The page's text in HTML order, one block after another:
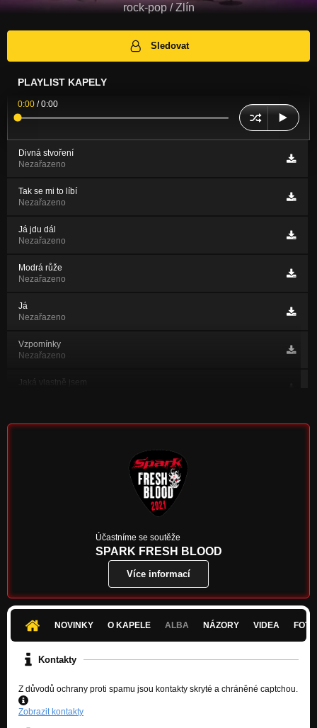
rock-pop / Zlín
Sledovat
PLAYLIST KAPELY
0:00 /0:00
Divná stvoření
Nezařazeno
Tak se mi to líbí
Nezařazeno
Já jdu dál
Nezařazeno
Modrá růže
Nezařazeno
Já
Nezařazeno
Vzpomínky
Nezařazeno
Jaká vlastně jsem
Nevinní
Nezařazeno
Loučení
Nezařazeno
Účastníme se soutěže
SPARK FRESH BLOOD
Více informací
NOVINKY O KAPELE ALBA NÁZORY VIDEA
Kontakty
Z důvodů ochrany proti spamu jsou kontakty skryté a chráněné captchou.
Zobrazit kontakty